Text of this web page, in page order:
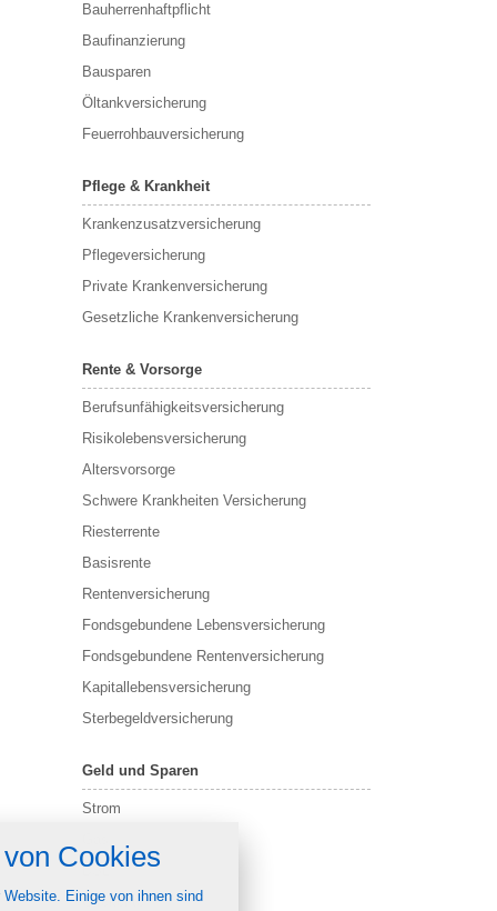
Bauherrenhaftpflicht
Baufinanzierung
Bausparen
Öltankversicherung
Feuerrohbauversicherung
Pflege & Krankheit
Krankenzusatzversicherung
Pflegeversicherung
Private Krankenversicherung
Gesetzliche Krankenversicherung
Rente & Vorsorge
Berufs­unfähigkeitsversicherung
Risikolebensversicherung
Altersvorsorge
Schwere Krankheiten Versicherung
Riesterrente
Basisrente
Rentenversicherung
Fondsgebundene Lebensversicherung
Fondsgebundene Rentenversicherung
Kapitallebensversicherung
Sterbegeldversicherung
Geld und Sparen
Strom
DSL
Girokonto
Cookies
Einige von ihnen sind
alle verwendeten Cookies und
folgende Kategorien zu
zu blockieren.